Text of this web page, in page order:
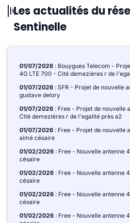
Les actualités du
Sentinelle
01/07/2026 : Bouygues Telecom -
4G LTE 700 - Cité demezières r de
01/07/2026 : SFR - Projet de nouvelle
gustave delory
01/07/2026 : Free - Projet de nouvelle
Cité demezières r de l'egalité près a2
01/07/2026 : Free - Projet de nouvelle
aimé césaire
01/02/2026 : Free - Nouvelle antenne
césaire
01/02/2026 : Free - Nouvelle antenne
césaire
01/02/2026 : Free - Nouvelle antenne
césaire
01/02/2026 : Free - Nouvelle antenne